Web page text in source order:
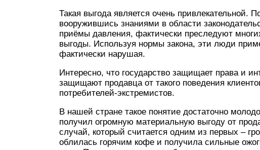
Такая выгода является очень привлекательной.
вооружившись знаниями в области
приёмы давления, фактически преследуют
выгоды. Используя нормы закона, эти люди
фактически нарушая.
Интересно, что государство защищает права и
защищают продавца от такого поведения
потребителей-экстремистов.
В нашей стране такое понятие достаточно
получил огромную материальную выгоду от
случай, который считается одним из первых –
облилась горячим кофе и получила сильные